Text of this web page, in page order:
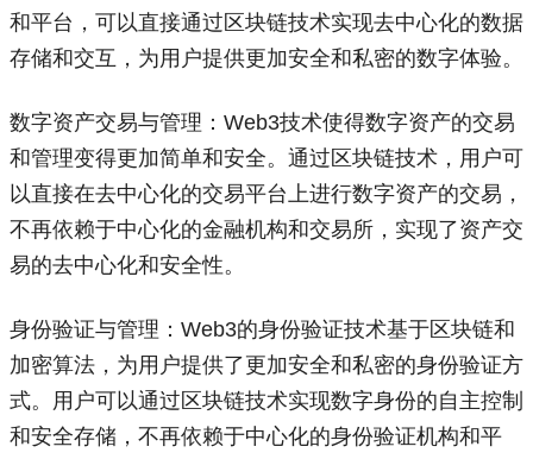
和平台，可以直接通过区块链技术实现去中心化的数据
存储和交互，为用户提供更加安全和私密的数字体验。
数字资产交易与管理：Web3技术使得数字资产的交易
和管理变得更加简单和安全。通过区块链技术，用户可
以直接在去中心化的交易平台上进行数字资产的交易，
不再依赖于中心化的金融机构和交易所，实现了资产交
易的去中心化和安全性。
身份验证与管理：Web3的身份验证技术基于区块链和
加密算法，为用户提供了更加安全和私密的身份验证方
式。用户可以通过区块链技术实现数字身份的自主控制
和安全存储，不再依赖于中心化的身份验证机构和平